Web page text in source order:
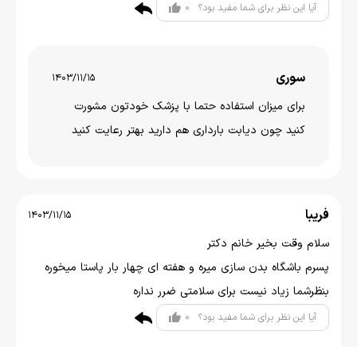
آیا این نظر برای شما مفید بود؟ 0
سوری 1403/11/15
برای میزان استفاده حتما با پزشک خودتون مشورت
کنید چون دیابت بارداری هم دارید بهتر رعایت کنید
فریبا 1403/11/15
سلام وقت بخیر خانم دکتر
پسرم باشگاه بدن سازی میره و هفته ای چهار بار پاستا میخوره
بنظرشما زیاد نیست برای سلامتی ضرر نداره
آیا این نظر برای شما مفید بود؟ 0